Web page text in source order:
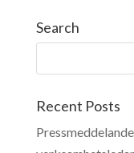
Search
Recent Posts